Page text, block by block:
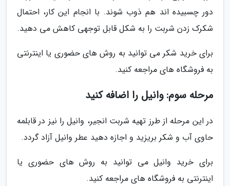
دور چسبیده اند هم ذوب شوند. با انجام این کار، احتمال
شکرک زدن شربت را به شکل قابل توجهی کاهش می دهید.
برای خرید شکر می توانید به روش های حضوری یا اینترنتی
به فروشگاه های مراجعه کنید.
مرحله سوم: وانیل را اضافه کنید
در این مرحله از طرز تهیه شربت انجیر، وانیل را نیز در قابلمه
حاوی آب و شکر بریزید و اجازه دهید عطر وانیل آزاد گردد.
برای خرید وانیل می توانید به روش های حضوری یا
اینترنتی به فروشگاه های مراجعه کنید.